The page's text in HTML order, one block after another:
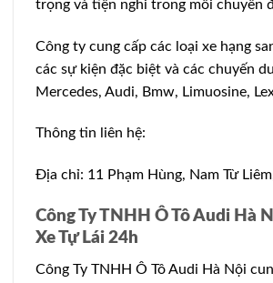
trọng và tiện nghi trong mỗi chuyến
Công ty cung cấp các loại xe hạng
các sự kiện đặc biệt và các chuyến
Mercedes, Audi, Bmw, Limuosine,
Thông tin liên hệ:
Địa chỉ: 11 Phạm Hùng, Nam Từ
Công Ty TNHH Ô Tô Audi Hà
Xe Tự Lái 24h
Công Ty TNHH Ô Tô Audi Hà Nội